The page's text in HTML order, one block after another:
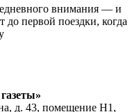
внимания — и
первой поездки, когда
д. 43, помещение Н1,